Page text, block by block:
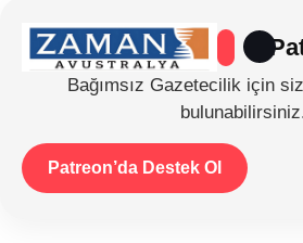
Bağımsız Gazetecilik için
Patreon’da Destek Ol